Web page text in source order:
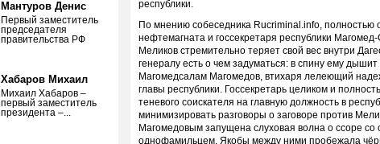
Мантуров Денис
Первый заместитель
председателя
правительства РФ
Хабаров Михаил
Михаил Хабаров –
первый заместитель
президента –...
республики.
По мнению собеседника Rucriminal.info, полностью
нефтемагната и госсекретаря республики
Меликов стремительно теряет свой вес внутри
генералу есть о чем задуматься: в спину ему дышит
Магомедсалам Магомедов, втихаря лелеющий
главы республики. Госсекретарь целиком и
теневого соискателя на главную должность в
минимизировать разговоры о заговоре против
Магомедовым запущена слуховая волна о ссоре со
однофамильцем. Якобы между ними пробежала